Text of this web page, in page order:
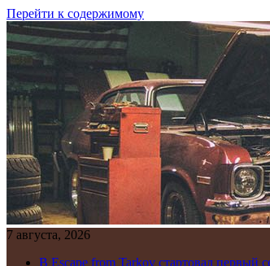
Перейти к содержимому
7 августа, 2026
В Escape from Tarkov стартовал